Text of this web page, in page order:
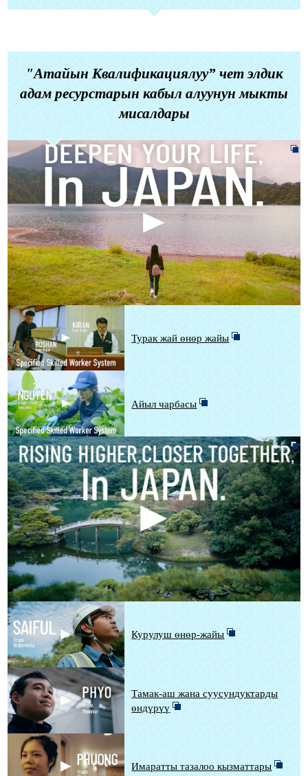
"Атайын Квалификациялуу” чет элдик
адам ресурстарын кабыл алуунун мыкты
мисалдары
Турак жай өнөр жайы
Айыл чарбасы
Курулуш өнөр-жайы
Тамак-аш жана суусундуктарды
өндүрүү
Имаратты тазалоо кызматтары